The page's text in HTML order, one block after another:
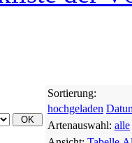
Sortierung:
hochgeladen
Artenauswahl: alle